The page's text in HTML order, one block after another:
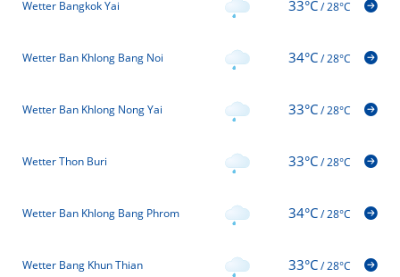
Wetter Bangkok Yai 33°C/28°C
Wetter Ban Khlong Bang Noi 34°C/28°C
Wetter Ban Khlong Nong Yai 33°C/28°C
Wetter Thon Buri 33°C/28°C
Wetter Ban Khlong Bang Phrom 34°C/28°C
Wetter Bang Khun Thian 33°C/28°C